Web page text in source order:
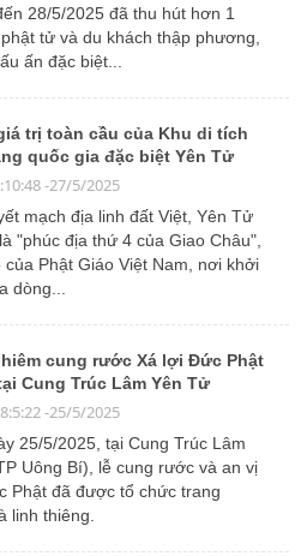
28/5/2025 đã thu hút hơn 1
tử và du khách thập phương,
ấn đặc biệt...
trị toàn cầu của Khu di tích
quốc gia đặc biệt Yên Tử
-27/5/2025
mạch địa linh đất Việt, Yên Tử
"phúc địa thứ 4 của Giao Châu",
của Phật Giáo Việt Nam, nơi khởi
dòng...
cung rước Xá lợi Đức Phật
Cung Trúc Lâm Yên Tử
-25/5/2025
25/5/2025, tại Cung Trúc Lâm
Uông Bí), lễ cung rước và an vị
Phật đã được tổ chức trang
linh thiêng.